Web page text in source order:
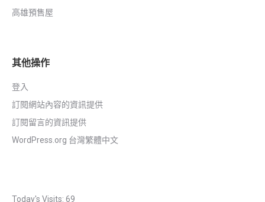
高雄預售屋
其他操作
登入
訂閱網站內容的資訊提供
訂閱留言的資訊提供
WordPress.org 台灣繁體中文
Today's Visits: 69